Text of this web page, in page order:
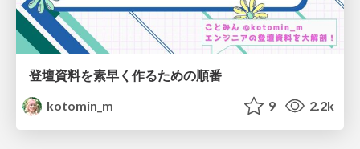
登壇資料を素早く作るための順番
kotomin_m
9 2.2k